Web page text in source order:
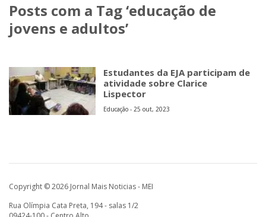
Posts com a Tag ‘educação de
jovens e adultos’
Estudantes da EJA participam de
atividade sobre Clarice
Lispector
Educação - 25 out, 2023
Copyright © 2026 Jornal Mais Noticias - MEI
Rua Olímpia Cata Preta, 194 - salas 1/2